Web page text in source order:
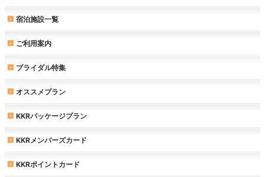
宿泊施設一覧
ご利用案内
ブライダル特集
オススメプラン
KKRパッケージプラン
KKRメンバーズカード
KKRポイントカード